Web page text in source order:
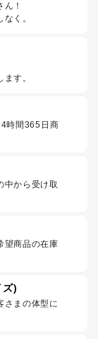
！
く。
す。
時間365日商
中から受け取
望商品の在庫
ズ)
さまの体型に